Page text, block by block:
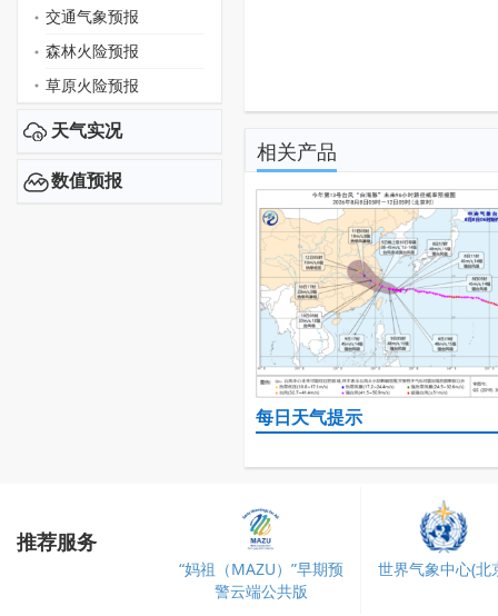
交通气象预报
森林火险预报
草原火险预报
天气实况
数值预报
相关产品
每日天气提示
推荐服务
“妈祖（MAZU）”早期预
警云端公共版
世界气象中心(北